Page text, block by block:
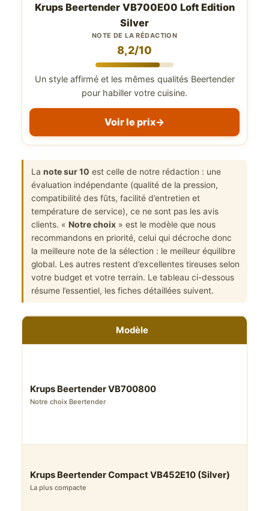
Krups Beertender VB700E00 Loft Edition
Silver
NOTE DE LA RÉDACTION
8,2/10
Un style affirmé et les mêmes qualités Beertender
pour habiller votre cuisine.
Voir le prix→
La note sur 10 est celle de notre rédaction : une
évaluation indépendante (qualité de la pression,
compatibilité des fûts, facilité d’entretien et
température de service), ce ne sont pas les avis
clients. « Notre choix » est le modèle que nous
recommandons en priorité, celui qui décroche donc
la meilleure note de la sélection : le meilleur équilibre
global. Les autres restent d’excellentes tireuses selon
votre budget et votre terrain. Le tableau ci-dessous
résume l’essentiel, les fiches détaillées suivent.
Modèle
Krups Beertender VB700800
Notre choix Beertender
Krups Beertender Compact VB452E10 (Silver)
La plus compacte